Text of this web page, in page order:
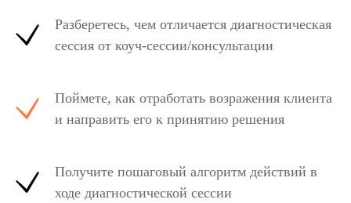
Разберетесь, чем отличается диагностическая
сессия от коуч-сессии/консультации
Поймете, как отработать возражения клиента
и направить его к принятию решения
Получите пошаговый алгоритм действий в
ходе диагностической сессии